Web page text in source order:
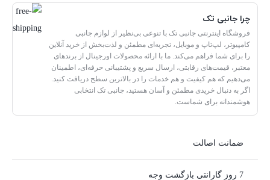
چرا جانبی تک
فروشگاه اینترنتی جانبی تک با تنوعی بی‌نظیر از لوازم جانبی
کامپیوتر، لپ‌تاپ و موبایل، تجربه‌ای مطمئن و لذت‌بخش از خرید آنلاین
را برای شما فراهم می‌کند. ما با ارائه محصولات اورجینال از برندهای
معتبر، قیمت‌های رقابتی، ارسال سریع و پشتیبانی حرفه‌ای، اطمینان
می‌دهیم که هم کیفیت و هم خدمات را در بالاترین سطح دریافت کنید.
اگر به دنبال خریدی مطمئن و آسان هستید، جانبی تک انتخابی
هوشمندانه برای شماست.
ضمانت اصالت
7 روز گارانتی بازگشت وجه